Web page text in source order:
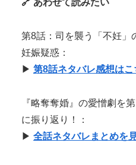
🔗 あわせて読みたい
第8話：司を襲う「不妊」
妊娠疑惑：
▶︎ 第8話ネタバレ感想はこ
『略奪奪婚』の愛憎劇を
に振り返り！：
▶︎ 全話ネタバレまとめを